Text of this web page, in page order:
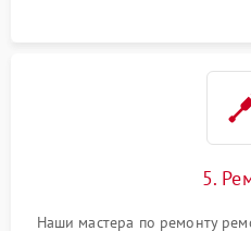
5.
Наши мастера по ремонту